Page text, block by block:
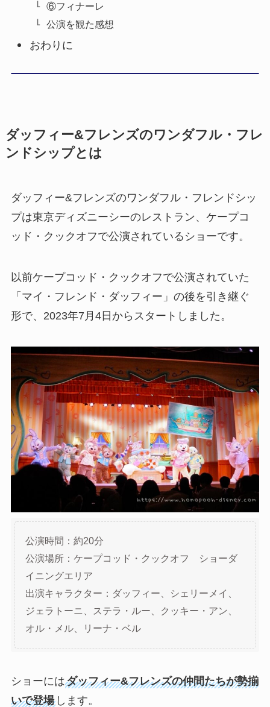
⑥フィナーレ
公演を観た感想
おわりに
ダッフィー&フレンズのワンダフル・フレ
ンドシップとは
ダッフィー&フレンズのワンダフル・フレンドシッ
プは東京ディズニーシーのレストラン、ケープコ
ッド・クックオフで公演されているショーです。
以前ケープコッド・クックオフで公演されていた
「マイ・フレンド・ダッフィー」の後を引き継ぐ
形で、2023年7月4日からスタートしました。
公演時間：約20分
公演場所：ケープコッド・クックオフ ショーダ
イニングエリア
出演キャラクター：ダッフィー、シェリーメイ、
ジェラトーニ、ステラ・ルー、クッキー・アン、
オル・メル、リーナ・ベル
ショーにはダッフィー&フレンズの仲間たちが勢揃
いで登場します。